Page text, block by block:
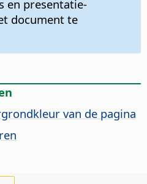
en presentatie-
document te
van de pagina